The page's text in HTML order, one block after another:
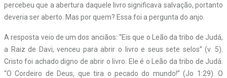
percebeu que a abertura daquele livro significava salvação, portanto
deveria ser aberto. Mas por quem? Essa foi a pergunta do anjo.
A resposta veio de um dos anciãos: “Eis que o Leão da tribo de Judá,
a Raiz de Davi, venceu para abrir o livro e seus sete selos” (v. 5).
Cristo foi achado digno de abrir o livro. Ele é o Leão da tribo de Judá.
“O Cordeiro de Deus, que tira o pecado do mundo!” (Jo 1:29). O